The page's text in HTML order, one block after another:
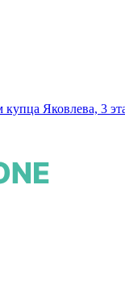
Яковлева, 3